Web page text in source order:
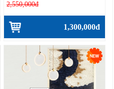
2,550,000đ
1,300,000đ